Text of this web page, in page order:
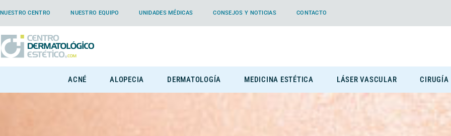
NUESTRO CENTRO NUESTRO EQUIPO UNIDADES MÉDICAS CONSEJOS Y NOTICIAS CONTACTO
ACNÉ ALOPECIA DERMATOLOGÍA MEDICINA ESTÉTICA LÁSER VASCULAR